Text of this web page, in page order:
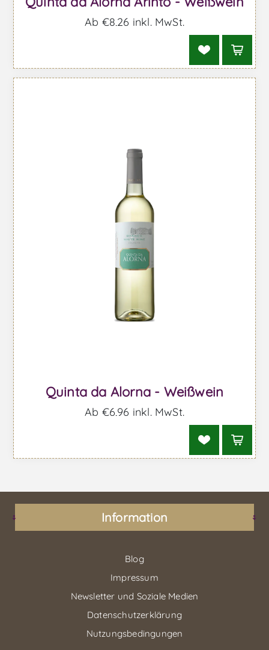
Ab €8,26 inkl. MwSt.
Quinta da Alorna - Weißwein
Ab €6,96 inkl. MwSt.
Information
Blog
Impressum
Newsletter und Soziale Medien
Datenschutzerklärung
Nutzungsbedingungen